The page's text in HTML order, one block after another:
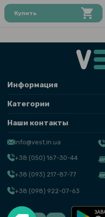
Купить
Информация
Категории
Наши контакты
info@vest.in.ua
+38 (050) 167-30-44
+38 (093) 217-87-77
+38 (098) 922-07-63